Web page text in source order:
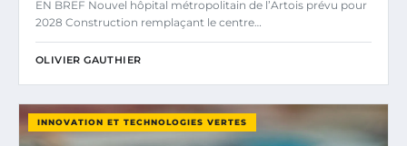
EN BREF Nouvel hôpital métropolitain de l’Artois prévu pour
2028 Construction remplaçant le centre…
OLIVIER GAUTHIER
INNOVATION ET TECHNOLOGIES VERTES